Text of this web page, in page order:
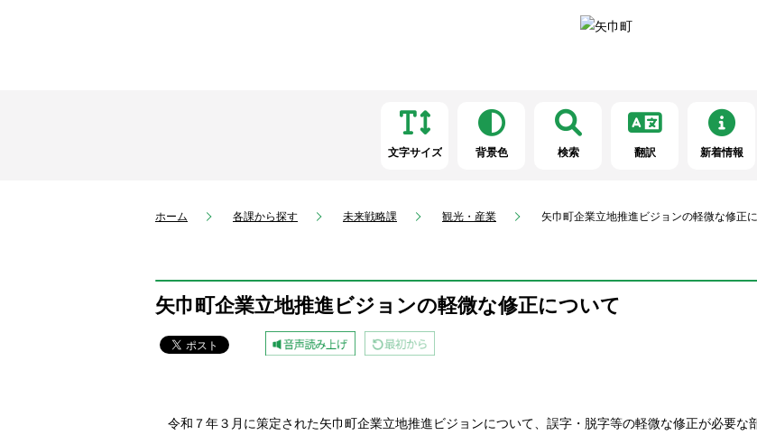
文字サイズ 背景色 検索 翻訳 新着情報
ホーム 各課から探す 未来戦略課 観光・産業 矢巾町企業立地推進ビジョンの軽微な修正
矢巾町企業立地推進ビジョンの軽微な修正について
令和７年３月に策定された矢巾町企業立地推進ビジョンについて、誤字・脱字等の軽微な修正が必要な